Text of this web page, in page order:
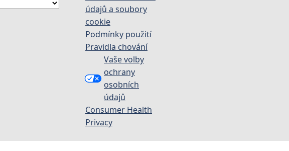
údajů a soubory
cookie
Podmínky použití
Pravidla chování
Vaše volby
ochrany
osobních
údajů
Consumer Health
Privacy